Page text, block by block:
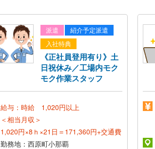
派遣
紹介予定派遣
入社特典
《正社員登用有り》土
日祝休み／工場内モク
モク作業スタッフ
給与：時給 1,020円以上
＜相当月収＞
1,020円×8ｈ×21日＝171,360円+交通費
勤務地：西原町小那覇